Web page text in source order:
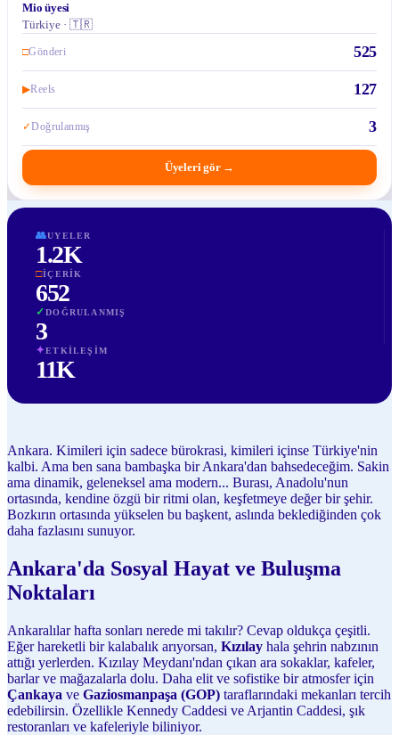
Mio üyesi
Türkiye · 🇹🇷
□Gönderi 525
▶Reels 127
✓Doğrulanmış 3
Üyeleri gör →
👥UYELER
1.2K
□İÇERIK
652
✓DOĞRULANMIŞ
3
✦ETKILEŞIM
11K
Ankara. Kimileri için sadece bürokrasi, kimileri içinse Türkiye'nin
kalbi. Ama ben sana bambaşka bir Ankara'dan bahsedeceğim. Sakin
ama dinamik, geleneksel ama modern... Burası, Anadolu'nun
ortasında, kendine özgü bir ritmi olan, keşfetmeye değer bir şehir.
Bozkırın ortasında yükselen bu başkent, aslında beklediğinden çok
daha fazlasını sunuyor.
Ankara'da Sosyal Hayat ve Buluşma
Noktaları
Ankaralılar hafta sonları nerede mi takılır? Cevap oldukça çeşitli.
Eğer hareketli bir kalabalık arıyorsan, Kızılay hala şehrin nabzının
attığı yerlerden. Kızılay Meydanı'ndan çıkan ara sokaklar, kafeler,
barlar ve mağazalarla dolu. Daha elit ve sofistike bir atmosfer için
Çankaya ve Gaziosmanpaşa (GOP) taraflarındaki mekanları tercih
edebilirsin. Özellikle Kennedy Caddesi ve Arjantin Caddesi, şık
restoranları ve kafeleriyle biliniyor.